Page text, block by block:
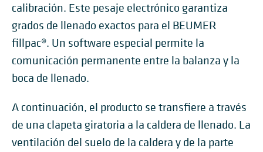
calibración. Este pesaje electrónico garantiza
grados de llenado exactos para el BEUMER
fillpac®. Un software especial permite la
comunicación permanente entre la balanza y la
boca de llenado.
A continuación, el producto se transfiere a través
de una clapeta giratoria a la caldera de llenado. La
ventilación del suelo de la caldera y de la parte